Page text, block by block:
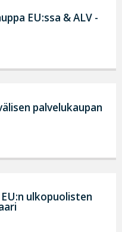
EU:ssa & ALV -
palvelukaupan
ulkopuolisten